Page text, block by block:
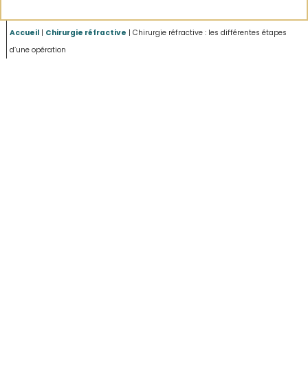
Accueil | Chirurgie réfractive |Chirurgie réfractive : les différentes étapes
d’une opération